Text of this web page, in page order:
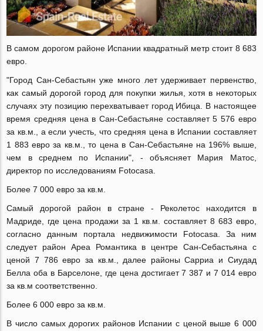
В самом дорогом районе Испании квадратный метр стоит 8 683
евро.
"Город Сан-Себастьян уже много лет удерживает первенство,
как самый дорогой город для покупки жилья, хотя в некоторых
случаях эту позицию перехватывает город Ибица. В настоящее
время средняя цена в Сан-Себастьяне составляет 5 576 евро
за кв.м., а если учесть, что средняя цена в Испании составляет
1 883 евро за кв.м., то цена в Сан-Себастьяне на 196% выше,
чем в среднем по Испании", - объясняет Мария Матос,
директор по исследованиям Fotocasa.
Более 7 000 евро за кв.м.
Самый дорогой район в стране - Реколетос находится в
Мадриде, где цена продажи за 1 кв.м. составляет 8 683 евро,
согласно данным портала недвижимости Fotocasa. За ним
следует район Ареа Романтика в центре Сан-Себастьяна с
ценой 7 786 евро за кв.м., далее районы Сарриа и Сиудад
Белла оба в Барселоне, где цена достигает 7 387 и 7 014 евро
за кв.м соответственно.
Более 6 000 евро за кв.м.
В число самых дорогих районов Испании с ценой выше 6 000